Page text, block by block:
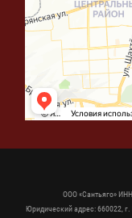
ООО «Сантьяго»
Юридический адрес: 660022,